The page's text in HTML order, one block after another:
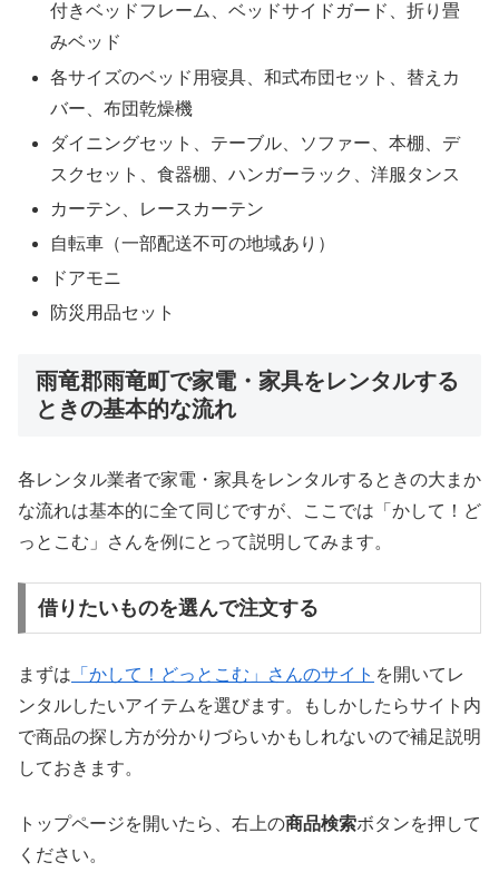
付きベッドフレーム、ベッドサイドガード、折り畳
みベッド
各サイズのベッド用寝具、和式布団セット、替えカ
バー、布団乾燥機
ダイニングセット、テーブル、ソファー、本棚、デ
スクセット、食器棚、ハンガーラック、洋服タンス
カーテン、レースカーテン
自転車（一部配送不可の地域あり）
ドアモニ
防災用品セット
雨竜郡雨竜町で家電・家具をレンタルする
ときの基本的な流れ
各レンタル業者で家電・家具をレンタルするときの大まか
な流れは基本的に全て同じですが、ここでは「かして！ど
っとこむ」さんを例にとって説明してみます。
借りたいものを選んで注文する
まずは 「かして！どっとこむ」さんのサイト を開いてレ
ンタルしたいアイテムを選びます。もしかしたらサイト内
で商品の探し方が分かりづらいかもしれないので補足説明
しておきます。
トップページを開いたら、右上の商品検索ボタンを押して
ください。